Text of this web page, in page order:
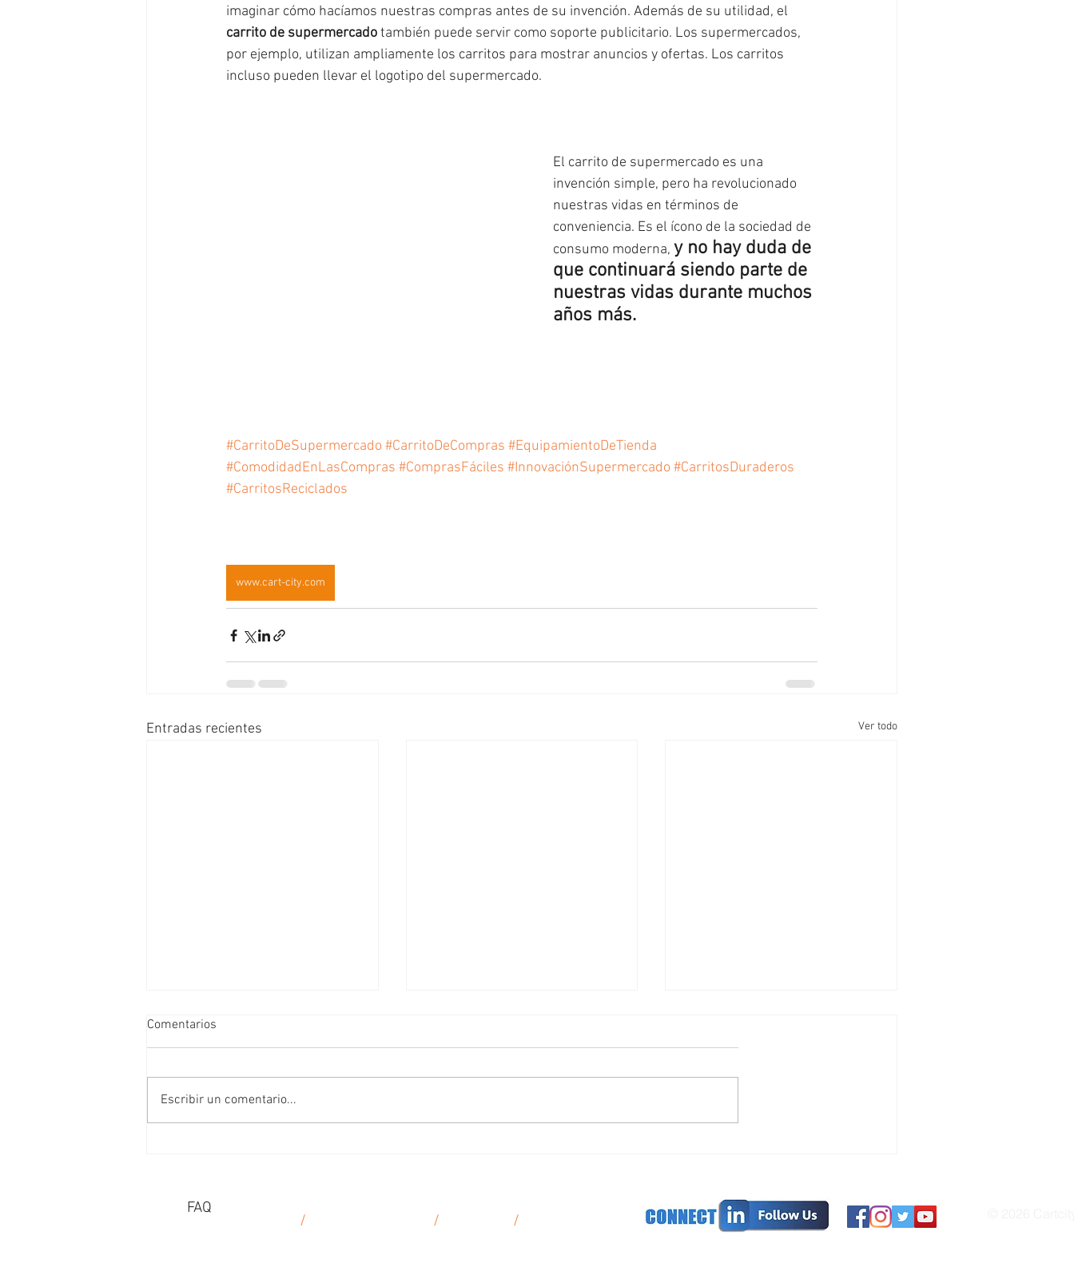
imaginar cómo hacíamos nuestras compras antes de su invención. Además de su utilidad, el
carrito de supermercado también puede servir como soporte publicitario. Los supermercados,
por ejemplo, utilizan ampliamente los carritos para mostrar anuncios y ofertas. Los carritos
incluso pueden llevar el logotipo del supermercado.
El carrito de supermercado es una
invención simple, pero ha revolucionado
nuestras vidas en términos de
conveniencia. Es el ícono de la sociedad de
consumo moderna, y no hay duda de
que continuará siendo parte de
nuestras vidas durante muchos
años más.
#CarritoDeSupermercado #CarritoDeCompras #EquipamientoDeTienda
#ComodidadEnLasCompras #ComprasFáciles #InnovaciónSupermercado #CarritosDuraderos
#CarritosReciclados
www.cart-city.com
Entradas recientes Ver todo
Comentarios
Escribir un comentario...
FAQ
/ / /